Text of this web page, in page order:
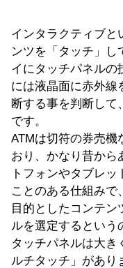
インタラクティブと
ンツを「タッチ」し
イにタッチパネルの
には液晶面に赤外線
断する事を判断して
です。
ATMは切符の券売機
おり、かなり昔から
トフォンやタブレ
ことのある仕組みで
目的としたコンテン
ルを選定するという
タッチパネルは大き
ルチタッチ」があり